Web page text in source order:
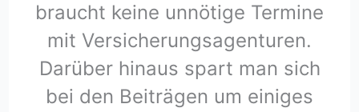
braucht keine unnötige Termine
mit Versicherungsagenturen.
Darüber hinaus spart man sich
bei den Beiträgen um einiges